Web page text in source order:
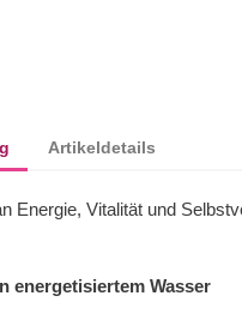
Artikeldetails
Energie, Vitalität und
energetisiertem Wasser